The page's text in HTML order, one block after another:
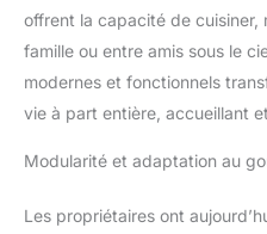
offrent la capacité de
famille ou entre amis sous le
modernes et fonctionnels
vie à part entière, accueillant
Modularité et adaptation au
Les propriétaires ont